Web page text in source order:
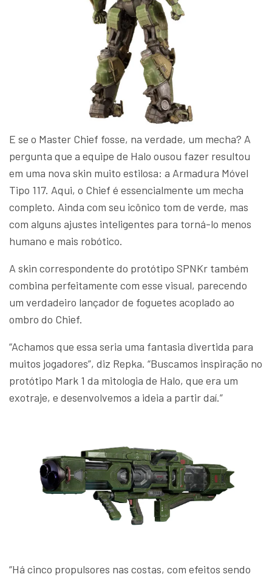
E se o Master Chief fosse, na verdade, um mecha? A
pergunta que a equipe de Halo ousou fazer resultou
em uma nova skin muito estilosa: a Armadura Móvel
Tipo 117. Aqui, o Chief é essencialmente um mecha
completo. Ainda com seu icônico tom de verde, mas
com alguns ajustes inteligentes para torná-lo menos
humano e mais robótico.
A skin correspondente do protótipo SPNKr também
combina perfeitamente com esse visual, parecendo
um verdadeiro lançador de foguetes acoplado ao
ombro do Chief.
“Achamos que essa seria uma fantasia divertida para
muitos jogadores”, diz Repka. “Buscamos inspiração no
protótipo Mark 1 da mitologia de Halo, que era um
exotraje, e desenvolvemos a ideia a partir daí.”
“Há cinco propulsores nas costas, com efeitos sendo